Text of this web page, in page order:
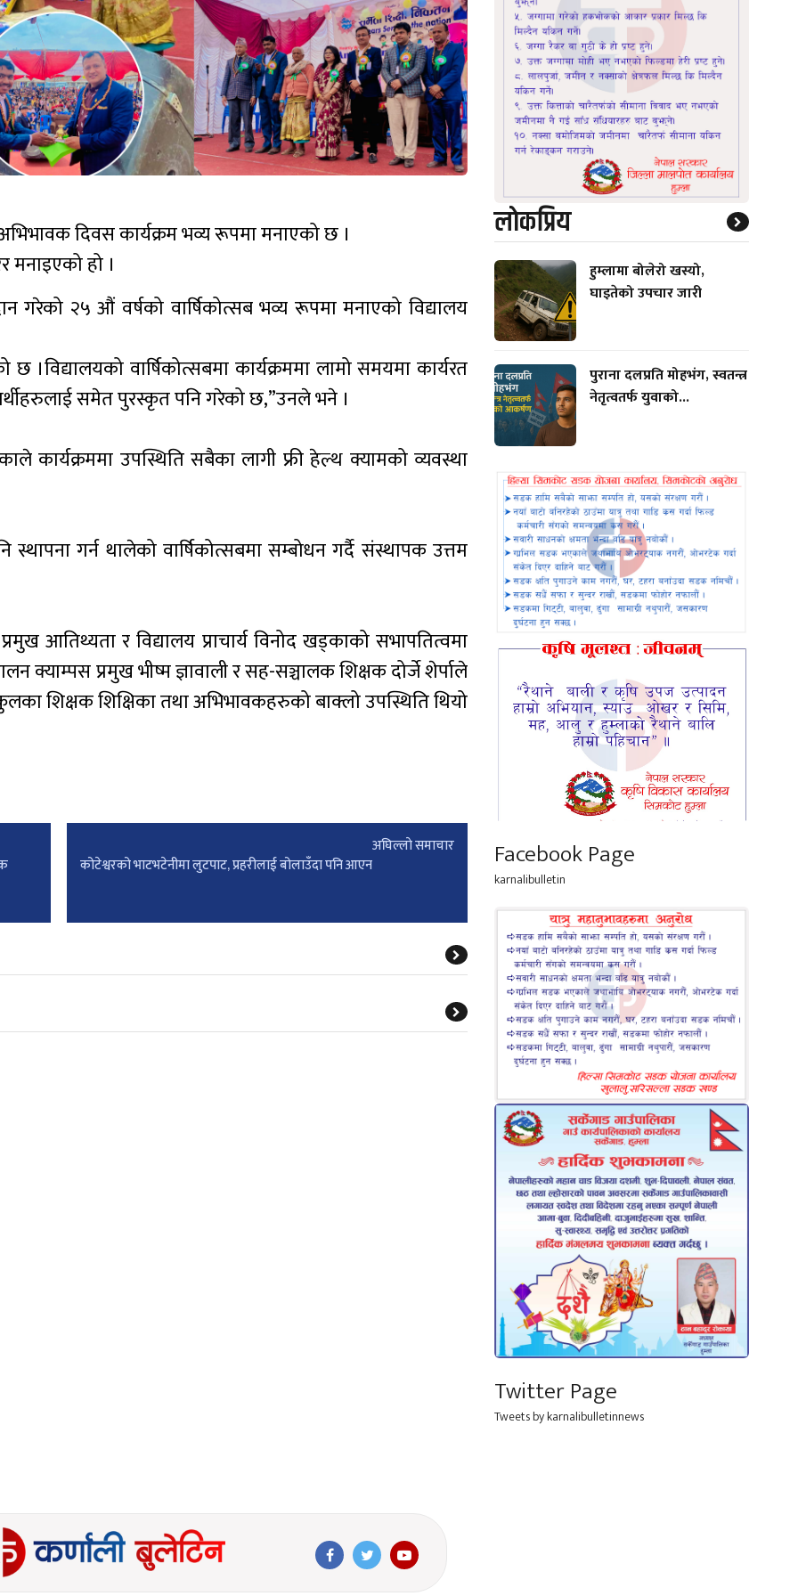
दिवस कार्यक्रम भव्य रूपमा मनाएको छ ।
मनाइएको हो ।
गरेको २५ औं वर्षको वार्षिकोत्सब भव्य रूपमा मनाएको विद्यालय
।विद्यालयको वार्षिकोत्सबमा कार्यक्रममा लामो समयमा कार्यरत
समेत पुरस्कृत पनि गरेको छ,”उनले भने ।
कार्यक्रममा उपस्थिति सबैका लागी फ्री हेल्थ क्यामको व्यवस्था
गर्न थालेको वार्षिकोत्सबमा सम्बोधन गर्दै संस्थापक उत्तम
आतिथ्यता र विद्यालय प्राचार्य विनोद खड्काको सभापतित्वमा
क्याम्पस प्रमुख भीष्म ज्ञावाली र सह-सञ्चालक शिक्षक दोर्जे शेर्पाले
शिक्षक शिक्षिका तथा अभिभावकहरुको बाक्लो उपस्थिति थियो
अघिल्लाे समाचार
कोटेश्वरको भाटभटेनीमा लुटपाट, प्रहरीलाई बोलाउँदा पनि आएन
लाेकप्रिय
हुम्लामा बोलेरो खस्यो,
घाइतेको उपचार जारी
पुराना दलप्रति मोहभंग, स्वतन्त्र
नेतृत्वतर्फ युवाको...
Facebook Page
karnalibulletin
Twitter Page
Tweets by karnalibulletinnews